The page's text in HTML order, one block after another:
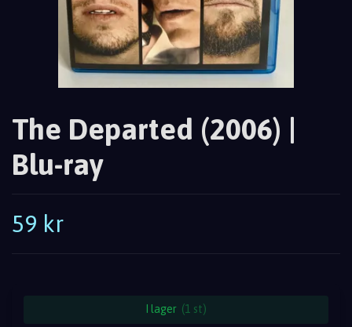
The Departed (2006) |
Blu-ray
59 kr
I lager (1 st)